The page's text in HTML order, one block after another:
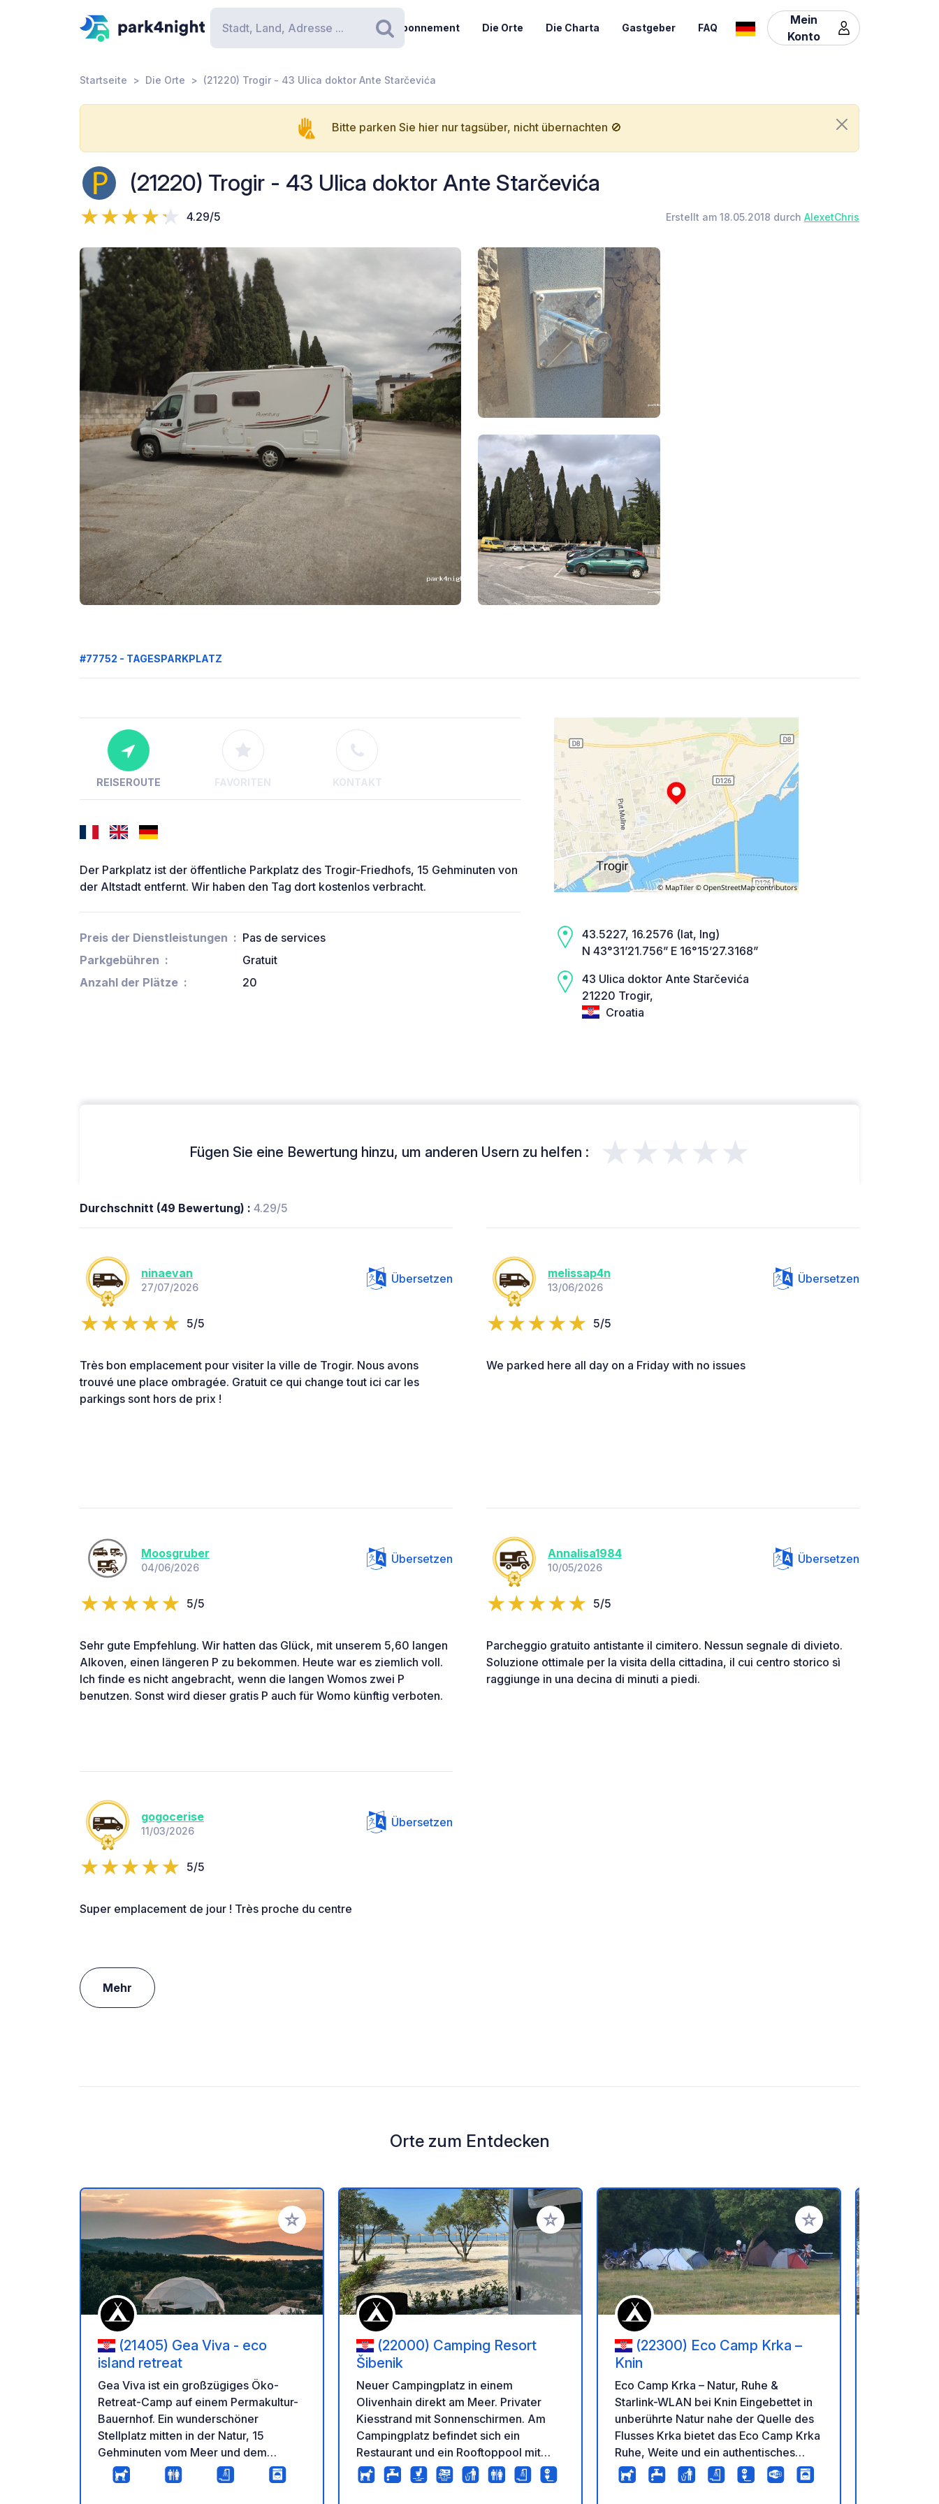
Suchen
Abonnement Die Orte Die Charta Gastgeber FAQ
Mein
Konto
Startseite Die Orte (21220) Trogir - 43 Ulica doktor Ante Starčevića
Bitte parken Sie hier nur tagsüber, nicht übernachten 🚫
(21220) Trogir - 43 Ulica doktor Ante Starčevića
4.29/5 Erstellt am 18.05.2018 durch AlexetChris
#77752 - TAGESPARKPLATZ
REISEROUTE FAVORITEN KONTAKT
Der Parkplatz ist der öffentliche Parkplatz des Trogir-Friedhofs, 15 Gehminuten von
der Altstadt entfernt. Wir haben den Tag dort kostenlos verbracht.
Preis der Dienstleistungen
Pas de services
Parkgebühren
Gratuit
Anzahl der Plätze
20
43.5227, 16.2576 (lat, lng)
N 43°31’21.756” E 16°15’27.3168”
43 Ulica doktor Ante Starčevića
21220 Trogir,
Croatia
Fügen Sie eine Bewertung hinzu, um anderen Usern zu helfen : ★★★★★
Durchschnitt (49 Bewertung) : 4.29/5
ninaevan
27/07/2026
Übersetzen
5/5
Très bon emplacement pour visiter la ville de Trogir. Nous avons
trouvé une place ombragée. Gratuit ce qui change tout ici car les
parkings sont hors de prix !
melissap4n
13/06/2026
Übersetzen
5/5
We parked here all day on a Friday with no issues
Moosgruber
04/06/2026
Übersetzen
5/5
Sehr gute Empfehlung. Wir hatten das Glück, mit unserem 5,60 langen
Alkoven, einen längeren P zu bekommen. Heute war es ziemlich voll.
Ich finde es nicht angebracht, wenn die langen Womos zwei P
benutzen. Sonst wird dieser gratis P auch für Womo künftig verboten.
Annalisa1984
10/05/2026
Übersetzen
5/5
Parcheggio gratuito antistante il cimitero. Nessun segnale di divieto.
Soluzione ottimale per la visita della cittadina, il cui centro storico sì
raggiunge in una decina di minuti a piedi.
gogocerise
11/03/2026
Übersetzen
5/5
Super emplacement de jour ! Très proche du centre
Mehr
Orte zum Entdecken
Zu Ihren Favoriten hinzufügen
(21405) Gea Viva - eco
island retreat
Gea Viva ist ein großzügiges Öko-
Retreat-Camp auf einem Permakultur-
Bauernhof. Ein wunderschöner
Stellplatz mitten in der Natur, 15
Gehminuten vom Meer und dem
Hafendorf Milna entfernt, bietet Solar-
Außenduschen, Komposttoiletten, ein
Zu Ihren Favoriten hinzufügen
(22000) Camping Resort
Šibenik
Neuer Campingplatz in einem
Olivenhain direkt am Meer. Privater
Kiesstrand mit Sonnenschirmen. Am
Campingplatz befindet sich ein
Restaurant und ein Rooftoppool mit
einer Bar. Obst und Gemüse kann frisch
an einem kleinen Stand gekauft
Zu Ihren Favoriten
(22300) Eco Camp Krka –
Knin
Eco Camp Krka – Natur, Ruhe &
Starlink-WLAN bei Knin Eingebettet in
unberührte Natur nahe der Quelle des
Flusses Krka bietet das Eco Camp Krka
Ruhe, Weite und ein authentisches
Robinson-Erlebnis fernab überfüllter
Touristenorte. Genießen Sie den Blick